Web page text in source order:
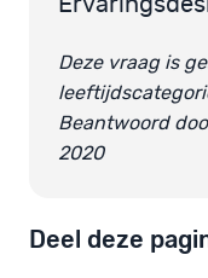
Deze vraag is
Beantwoord
2020
Deel deze